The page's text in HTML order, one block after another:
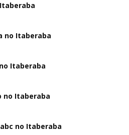
no Itaberaba
Itaberaba
no Itaberaba
no Itaberaba